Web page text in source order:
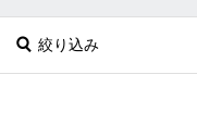
絞り込み